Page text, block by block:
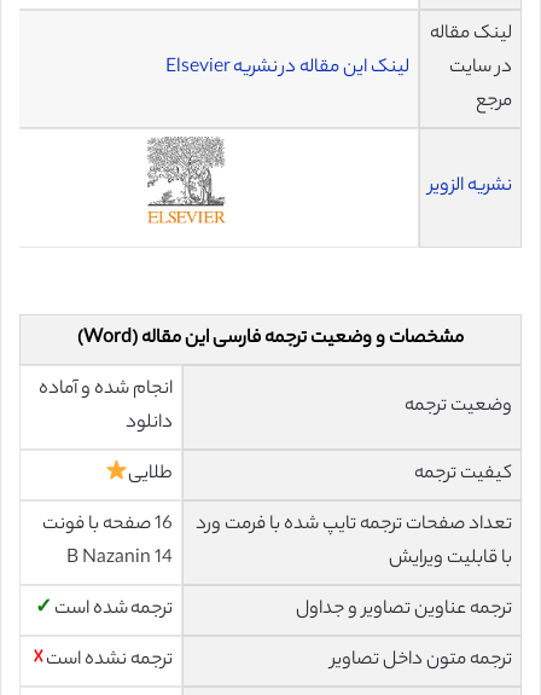
لینک مقاله
در سایت
مرجع
لینک این مقاله در نشریه Elsevier
نشریه الزویر
مشخصات و وضعیت ترجمه فارسی این مقاله (Word)
وضعیت ترجمه
انجام شده و آماده
دانلود
کیفیت ترجمه
طلایی
تعداد صفحات ترجمه تایپ شده با فرمت ورد
با قابلیت ویرایش
16 صفحه با فونت
14 B Nazanin
ترجمه عناوین تصاویر و جداول
ترجمه شده است ✓
ترجمه متون داخل تصاویر
ترجمه نشده است☓